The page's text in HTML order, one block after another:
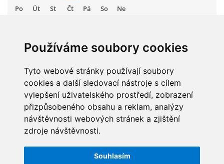
Používáme soubory cookies
Tyto webové stránky používají soubory
cookies a další sledovací nástroje s cílem
vylepšení uživatelského prostředí, zobrazení
přizpůsobeného obsahu a reklam, analýzy
návštěvnosti webových stránek a zjištění
zdroje návštěvnosti.
Souhlasím
JAK MOTIVOVAT DÍTĚ KE ČTENÍ
REZERVAČNÍ SYSTÉM SPORTOVNÍ HALY
ŠKOLNÍ PORADENSKÉ PRACOVIŠTĚ
NEPOTŘEBNÝ MAJETEK
NAUČNÁ STEZKA ZBRASLAV
Po
Út St Čt Pá So
Ne
11 12 13 14 15
16
18 19 20 21 22
23
25 26 27 28 29
30
STATISTIKY